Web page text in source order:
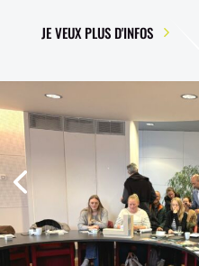
Précédent
JE VEUX PLUS D'INFOS